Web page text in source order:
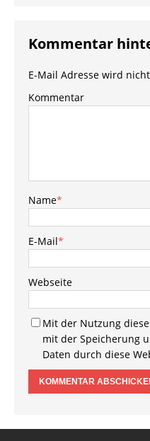
Kommentar
E-Mail Adresse wird
Kommentar
Name*
E-Mail*
Webseite
Mit der Nutzung
mit der Speicherung
Daten durch diese